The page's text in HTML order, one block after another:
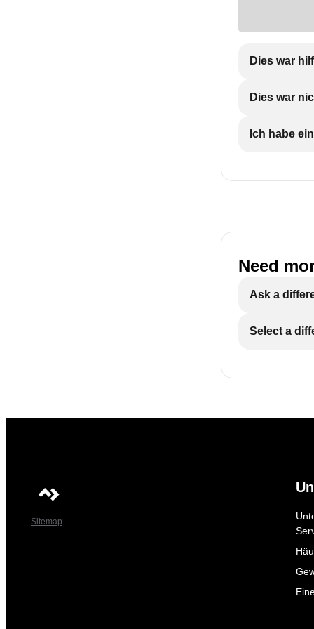
Dies war
Dies war
Ich habe
Need
Ask a
Select a
Sitemap